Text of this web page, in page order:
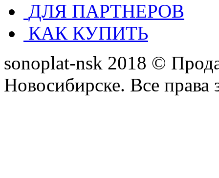
ДЛЯ ПАРТНЕРОВ
КАК КУПИТЬ
sonoplat-nsk 2018 ©
Новосибирске. Все